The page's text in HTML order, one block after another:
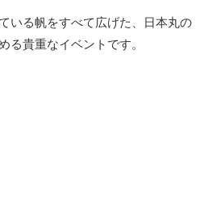
いる帆をすべて広げた、日本丸の
る貴重なイベントです。